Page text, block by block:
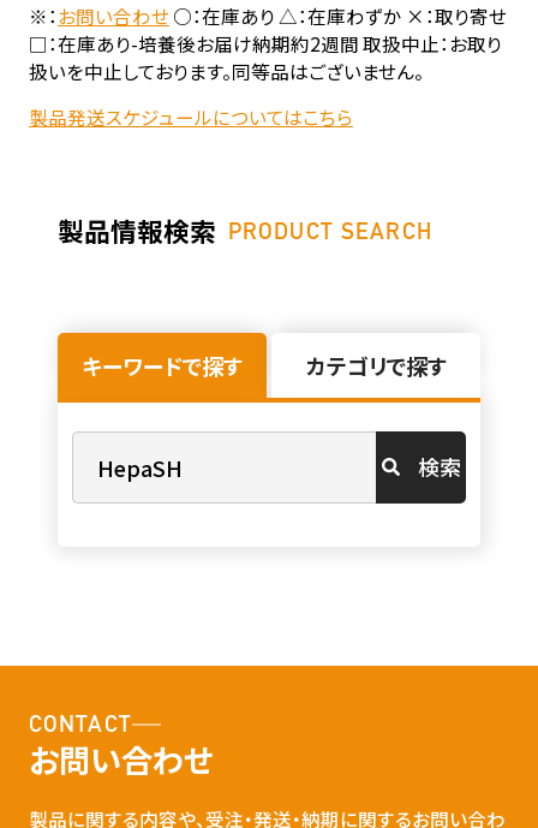
※：お問い合わせ○：在庫あり △：在庫わずか ×：取り寄せ
□：在庫あり-培養後お届け納期約2週間 取扱中止：お取り
扱いを中止しております。同等品はございません。
製品発送スケジュールについてはこちら
製品情報検索 PRODUCT SEARCH
キーワードで探す カテゴリで探す
検索
CONTACT
お問い合わせ
製品に関する内容や、受注・発送・納期に関するお問い合わ